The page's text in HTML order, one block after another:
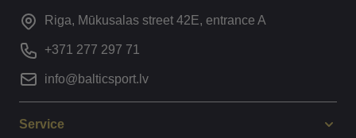
Riga, Mūkusalas street 42E, entrance A
+371 277 297 71
info@balticsport.lv
Service